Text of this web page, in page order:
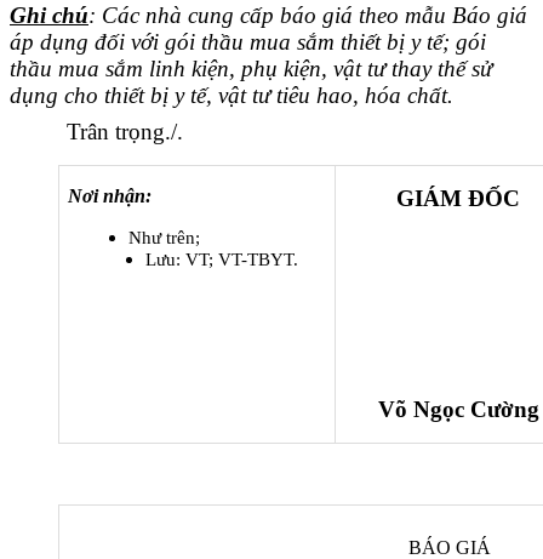
Ghi chú: Các nhà cung cấp báo giá theo mẫu Báo giá
áp dụng đối với gói thầu mua sắm thiết bị y tế; gói
thầu mua sắm linh kiện, phụ kiện, vật tư thay thế sử
dụng cho thiết bị y tế, vật tư tiêu hao, hóa chất.
Trân trọng./.
Nơi nhận:
Như trên;
Lưu: VT; VT-TBYT.
GIÁM ĐỐC
Võ Ngọc Cường
BÁO GIÁ